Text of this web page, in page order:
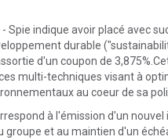
Spie indique avoir placé avec
durable
d'un coupon de
multi-techniques visant à
au coeur de sa
à l'émission d'un
groupe et au maintien d'un